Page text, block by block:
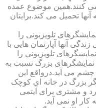
کنند.همین موضوع عمده
تحمیل می کند.برایتان
تلویزیونی را
آنها آپارتمان هایی با
تلویزیونی را
نمایشگرهای بزرگ نسبت به
می آید.درواقع این
بزرگ در خانه ای کوچک
و مشتری برای آیتمی
کار او نمی آید.